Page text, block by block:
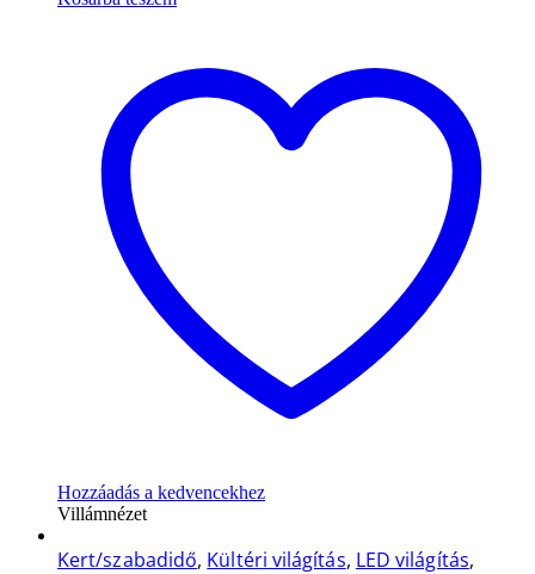
Hozzáadás a kedvencekhez
Villámnézet
Kert/szabadidő, Kültéri világítás, LED világítás,